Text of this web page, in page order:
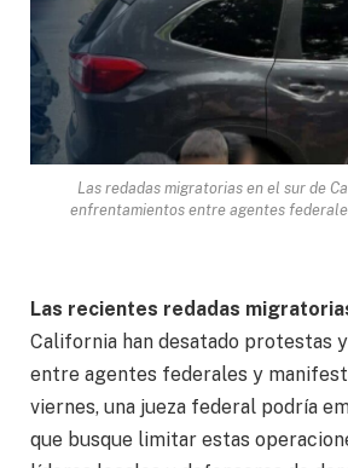
Las redadas migratorias en el sur de
enfrentamientos entre agentes
Las recientes redadas
California han desatado protestas
entre agentes federales y
viernes, una jueza federal podría
que busque limitar estas